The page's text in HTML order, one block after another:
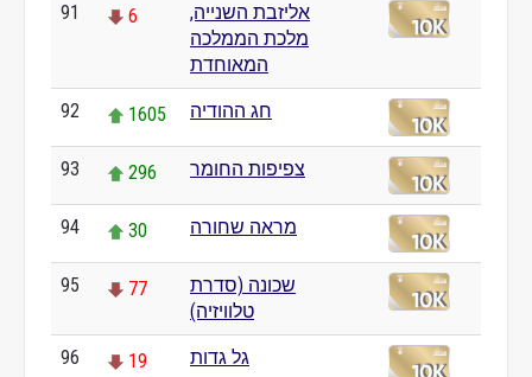
91 6
אליזבת השנייה,
מלכת הממלכה
המאוחדת
92 1605 חג ההודיה
93 296 צפיפות החומר
94 30 מראה שחורה
95 77
שכונה (סדרת
טלוויזיה)
96 19 גל גדות